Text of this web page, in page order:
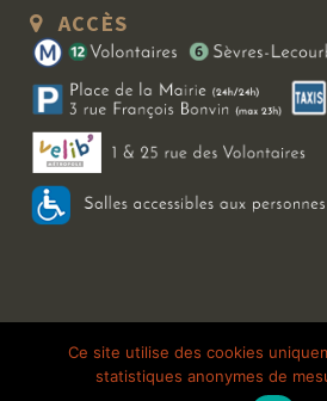
ACCÈS
Copyright 2026 Le Bal Blomet | Tous droits
Galerie photo
Ce site utilise des cookies
statistiques anonymes de